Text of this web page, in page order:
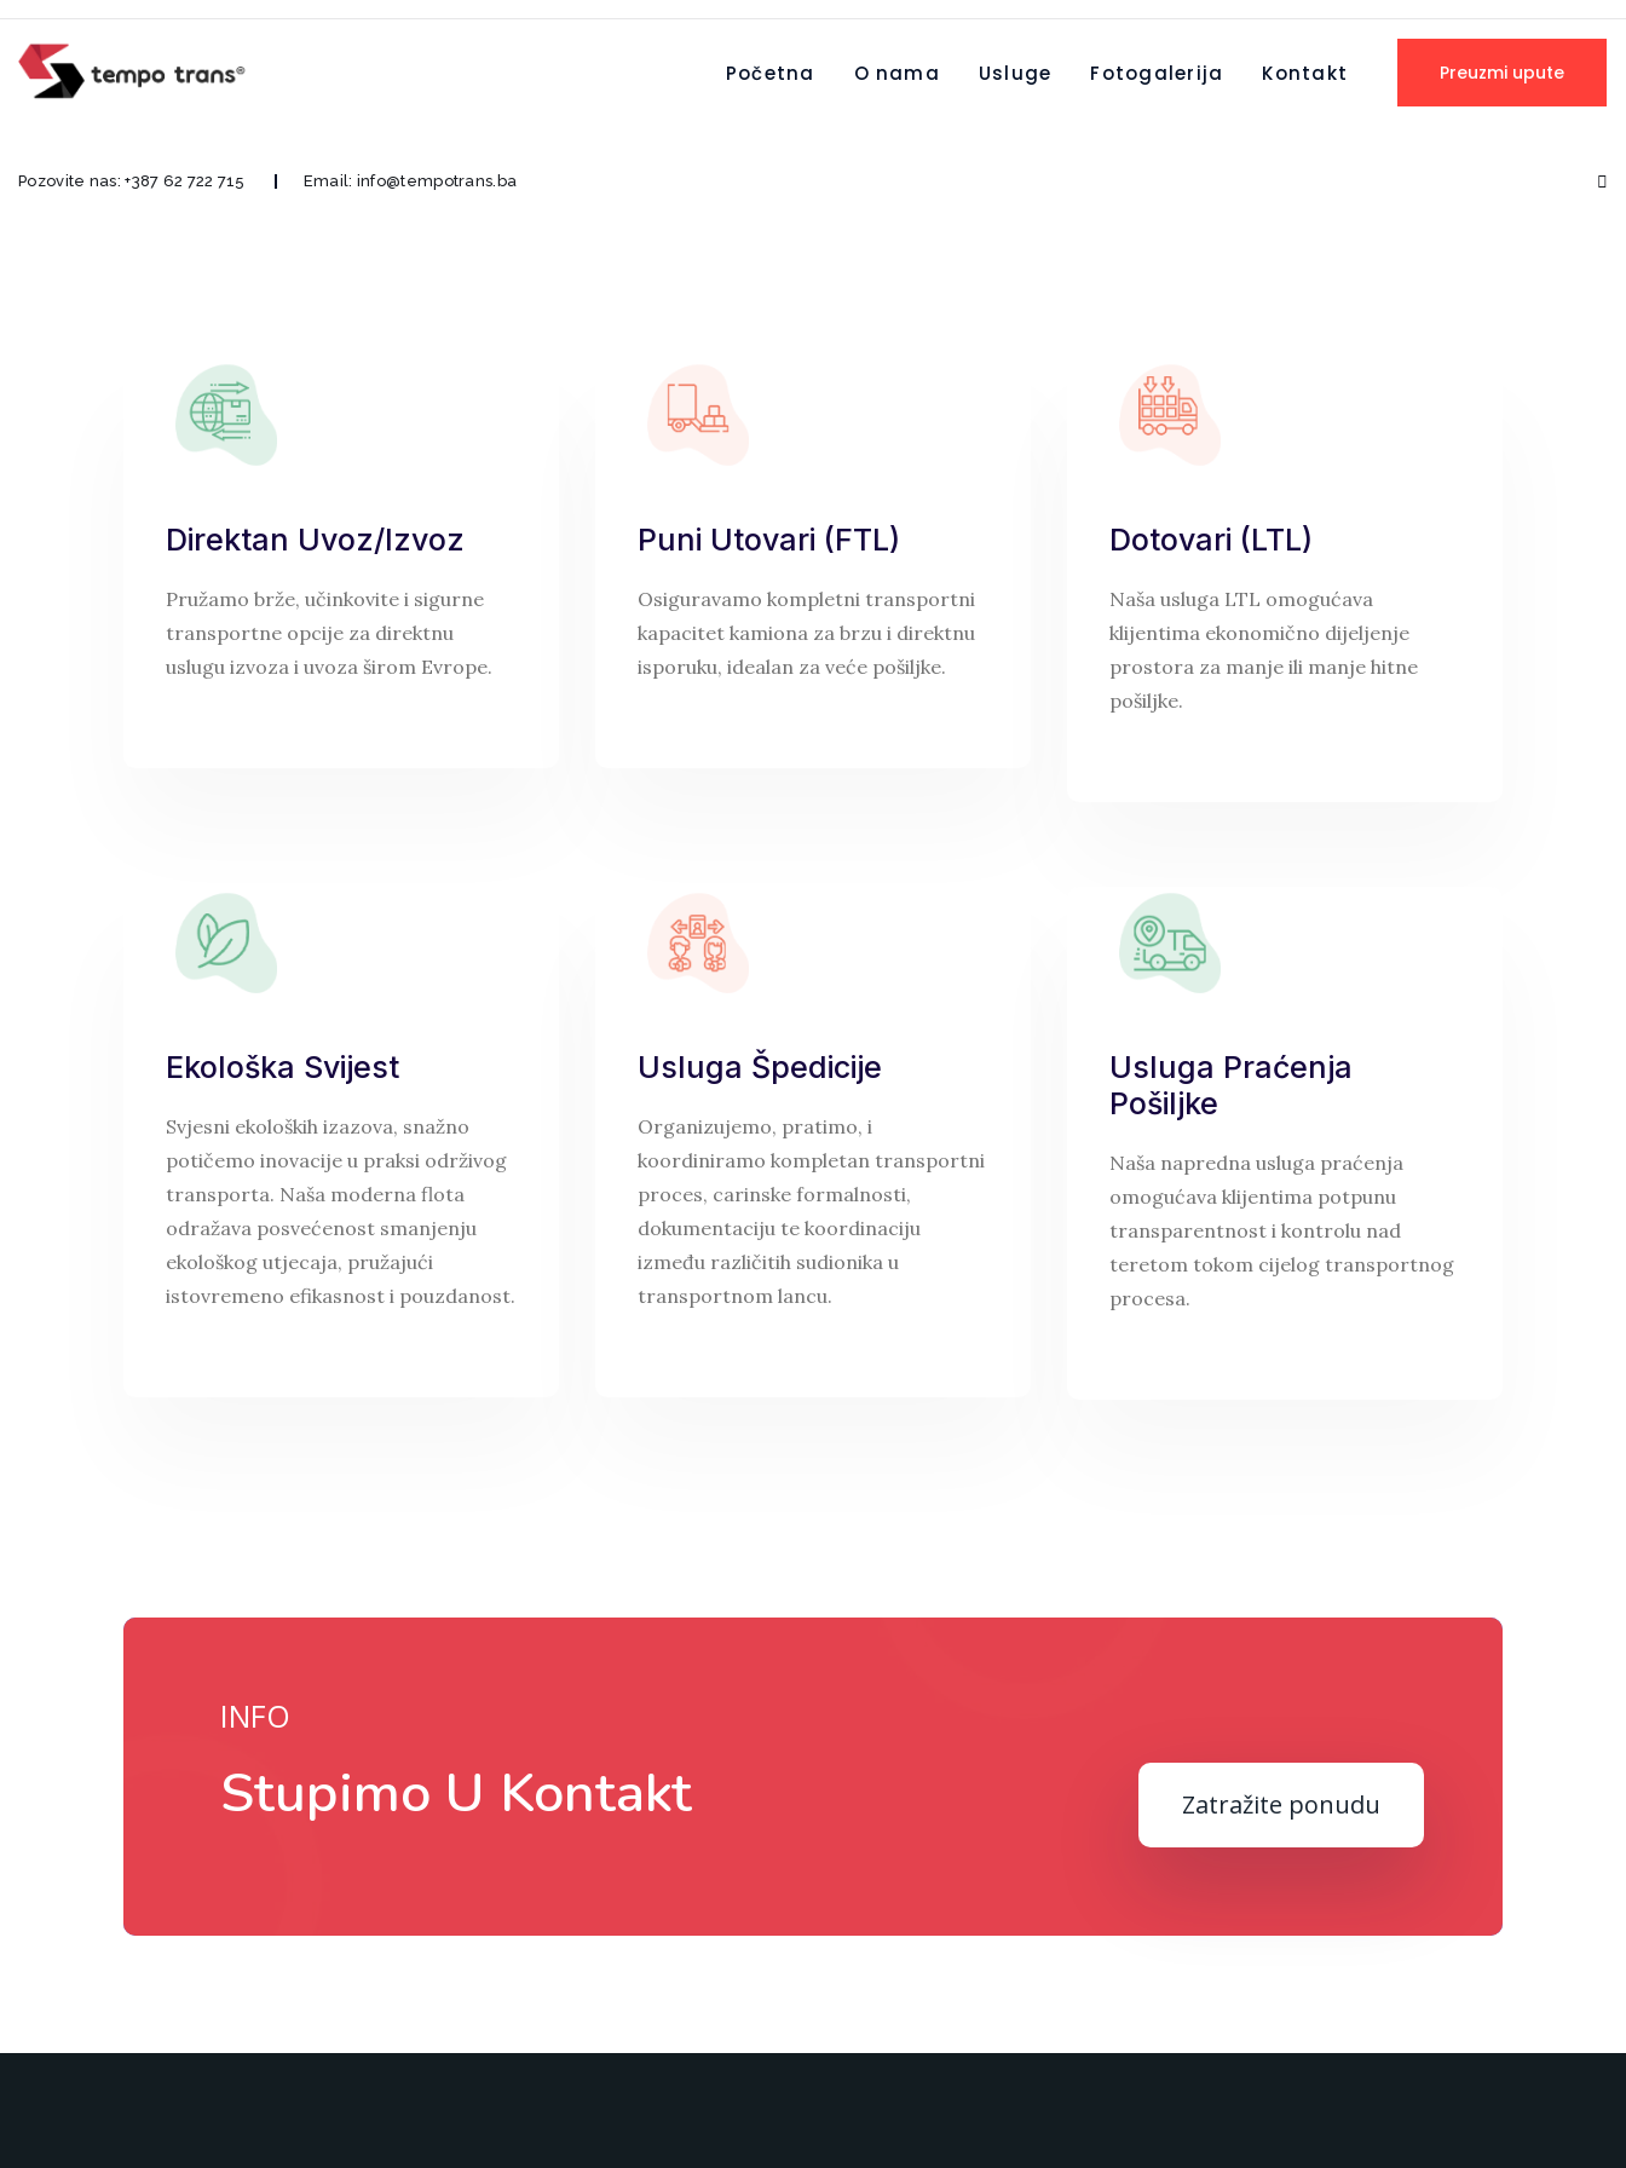
Početna O nama Usluge Fotogalerija Kontakt Preuzmi upute
Pozovite nas:+387 62 722 715 Email: info@tempotrans.ba
Direktan Uvoz/izvoz
Pružamo brže, učinkovite i sigurne
transportne opcije za direktnu
uslugu izvoza i uvoza širom Evrope.
Puni Utovari (FTL)
Osiguravamo kompletni transportni
kapacitet kamiona za brzu i direktnu
isporuku, idealan za veće pošiljke.
Dotovari (LTL)
Naša usluga LTL omogućava
klijentima ekonomično dijeljenje
prostora za manje ili manje hitne
pošiljke.
Ekološka Svijest
Svjesni ekoloških izazova, snažno
potičemo inovacije u praksi održivog
transporta. Naša moderna flota
odražava posvećenost smanjenju
ekološkog utjecaja, pružajući
istovremeno efikasnost i pouzdanost.
Usluga Špedicije
Organizujemo, pratimo, i
koordiniramo kompletan transportni
proces, carinske formalnosti,
dokumentaciju te koordinaciju
između različitih sudionika u
transportnom lancu.
Usluga Praćenja
Pošiljke
Naša napredna usluga praćenja
omogućava klijentima potpunu
transparentnost i kontrolu nad
teretom tokom cijelog transportnog
procesa.
INFO
Stupimo U Kontakt Zatražite ponudu